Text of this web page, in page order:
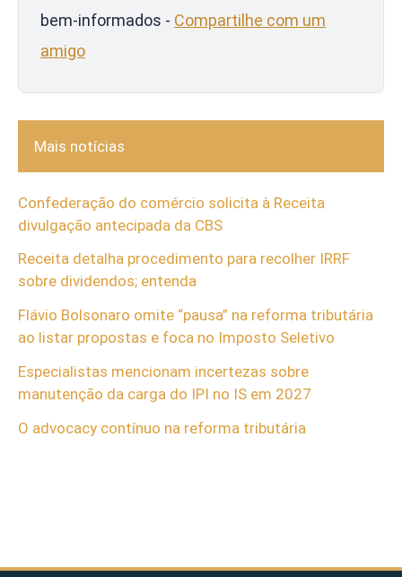
bem-informados - Compartilhe com um
amigo
Mais notícias
Confederação do comércio solicita à Receita
divulgação antecipada da CBS
Receita detalha procedimento para recolher IRRF
sobre dividendos; entenda
Flávio Bolsonaro omite “pausa” na reforma tributária
ao listar propostas e foca no Imposto Seletivo
Especialistas mencionam incertezas sobre
manutenção da carga do IPI no IS em 2027
O advocacy contínuo na reforma tributária